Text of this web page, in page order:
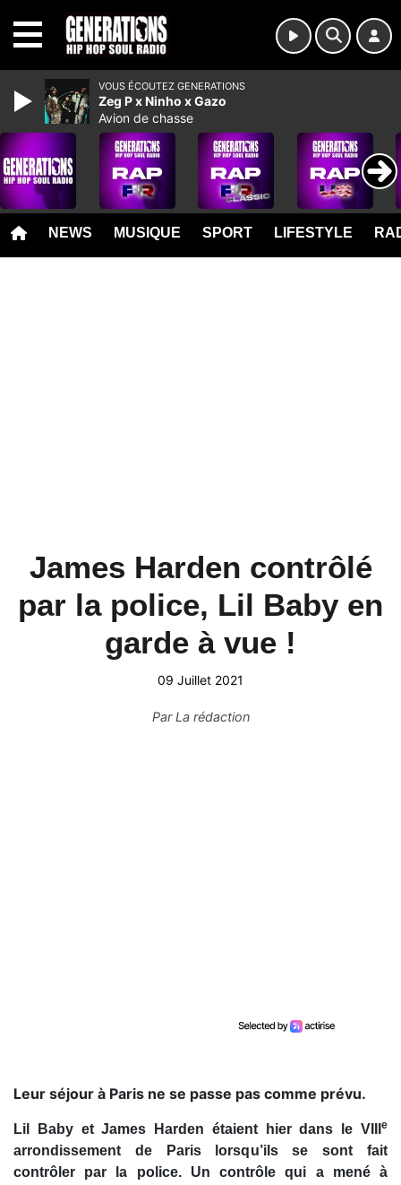
NEWS MUSIQUE SPORT LIFESTYLE
James Harden contrôlé
par la police, Lil Baby en
garde à vue !
09 Juillet 2021
ParLa rédaction
Leur séjour à Paris ne se passe pas comme prévu.
Lil Baby et James Harden étaient hier dans le VIII e
arrondissement de Paris lorsqu’ils se sont fait
contrôler par la police. Un contrôle qui a mené à
VOUS ÉCOUTEZ GENERATIONS
Zeg P x Ninho x Gazo
Avion de chasse